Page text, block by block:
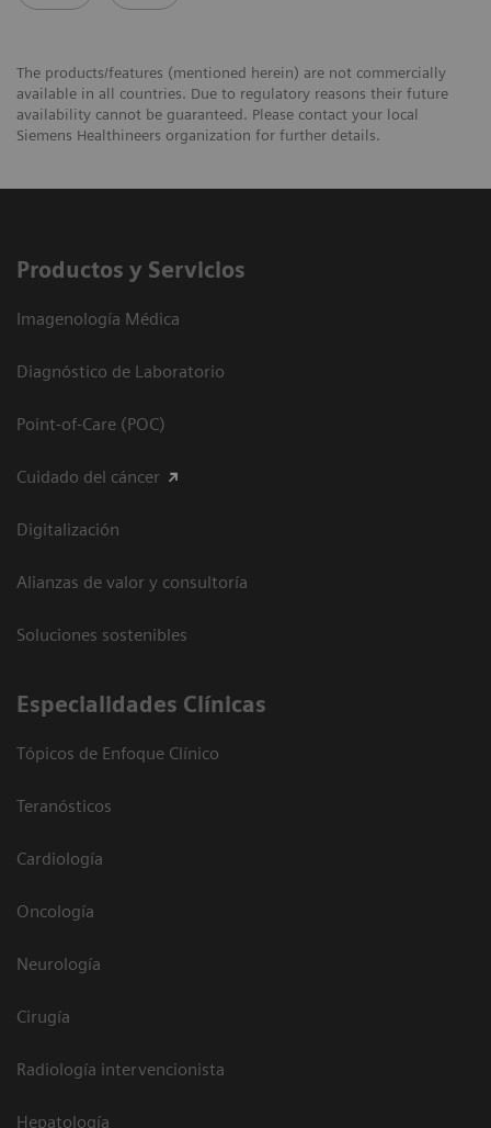
The products/features (mentioned herein) are not commercially
available in all countries. Due to regulatory reasons their future
availability cannot be guaranteed. Please contact your local
Siemens Healthineers organization for further details.
Productos y Servicios
Imagenología Médica
Diagnóstico de Laboratorio
Point-of-Care (POC)
Cuidado del cáncer
Digitalización
Alianzas de valor y consultoría
Soluciones sostenibles
Especialidades Clínicas
Tópicos de Enfoque Clínico
Teranósticos
Cardiología
Oncología
Neurología
Cirugía
Radiología intervencionista
Hepatología